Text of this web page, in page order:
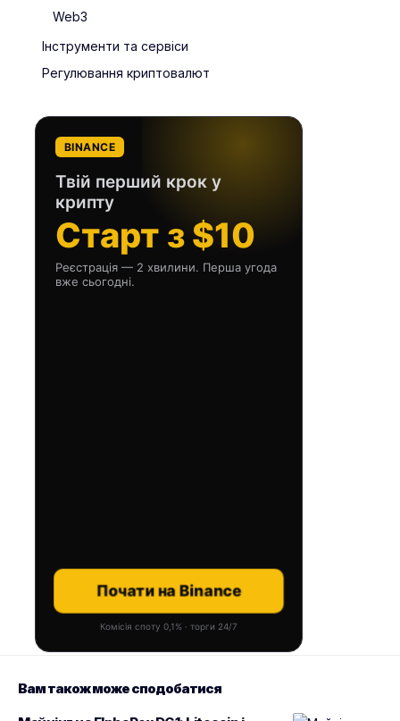
Web3
Інструменти та сервіси
Регулювання криптовалют
BINANCE
Твій перший крок у
крипту
Старт з $10
Реєстрація — 2 хвилини. Перша угода
вже сьогодні.
Почати на Binance
Комісія споту 0,1% · торги 24/7
Вам також може сподобатися